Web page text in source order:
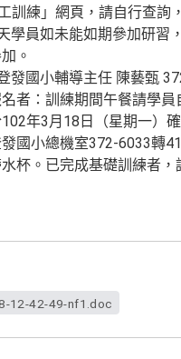
訓練」網頁，請自行查詢
學員如未能如期參加研習
。
發國小輔導主任 陳藝甄
者：訓練期間午餐請學員
年3月18日（星期一）
國小總機室372-6033轉
杯。已完成基礎訓練者，
12-42-49-nf1.doc